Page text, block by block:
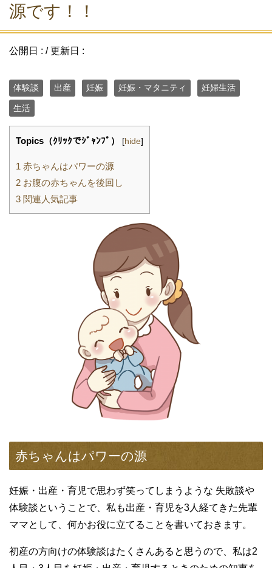
源です！！
公開日 : / 更新日 :
体験談 出産 妊娠 妊娠・マタニティ 妊婦生活
生活
Topics（ｸﾘｯｸでｼﾞｬﾝﾌﾟ） [hide]
1 赤ちゃんはパワーの源
2 お腹の赤ちゃんを後回し
3 関連人気記事
赤ちゃんはパワーの源
妊娠・出産・育児で思わず笑ってしまうような 失敗談や
体験談ということで、私も出産・育児を3人経てきた先輩
ママとして、何かお役に立てることを書いておきます。
初産の方向けの体験談はたくさんあると思うので、私は2